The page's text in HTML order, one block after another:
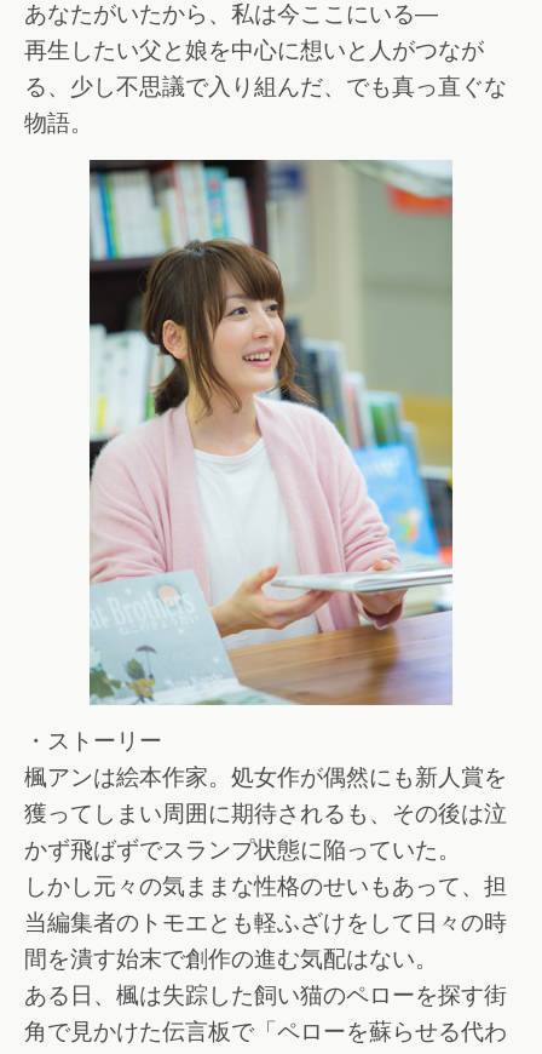
あなたがいたから、私は今ここにいる―
再生したい父と娘を中心に想いと人がつなが
る、少し不思議で入り組んだ、でも真っ直ぐな
物語。
・ストーリー
楓アンは絵本作家。処女作が偶然にも新人賞を
獲ってしまい周囲に期待されるも、その後は泣
かず飛ばずでスランプ状態に陥っていた。
しかし元々の気ままな性格のせいもあって、担
当編集者のトモエとも軽ふざけをして日々の時
間を潰す始末で創作の進む気配はない。
ある日、楓は失踪した飼い猫のペローを探す街
角で見かけた伝言板で「ペローを蘇らせる代わ